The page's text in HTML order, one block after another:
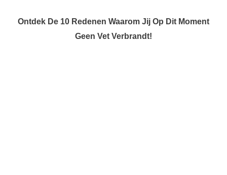
Ontdek De 10 Redenen Waarom Jij Op Dit Moment
Geen Vet Verbrandt!